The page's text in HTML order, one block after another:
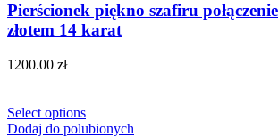
Pierścionek piękno szafiru
złotem 14 karat
1200.00 zł
Select options
Dodaj do polubionych